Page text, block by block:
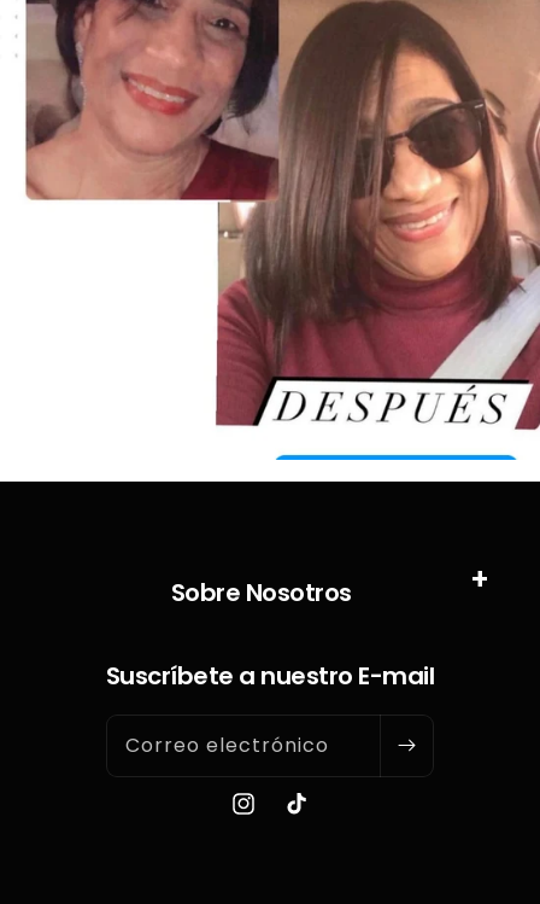
Sobre Nosotros
Suscríbete a nuestro E-mail
Correo electrónico
Instagram
TikTok